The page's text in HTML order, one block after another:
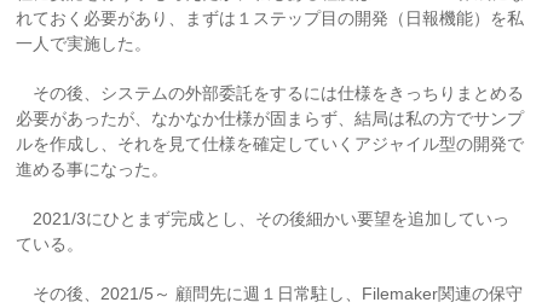
れておく必要があり、まずは１ステップ目の開発（日報機能）を私
一人で実施した。
その後、システムの外部委託をするには仕様をきっちりまとめる
必要があったが、なかなか仕様が固まらず、結局は私の方でサンプ
ルを作成し、それを見て仕様を確定していくアジャイル型の開発で
進める事になった。
2021/3にひとまず完成とし、その後細かい要望を追加していっ
ている。
その後、2021/5～ 顧問先に週１日常駐し、Filemaker関連の保守